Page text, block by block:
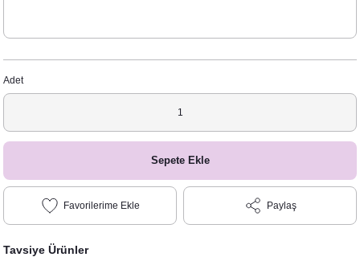
Adet
Sepete Ekle
Paylaş
Tavsiye Ürünler